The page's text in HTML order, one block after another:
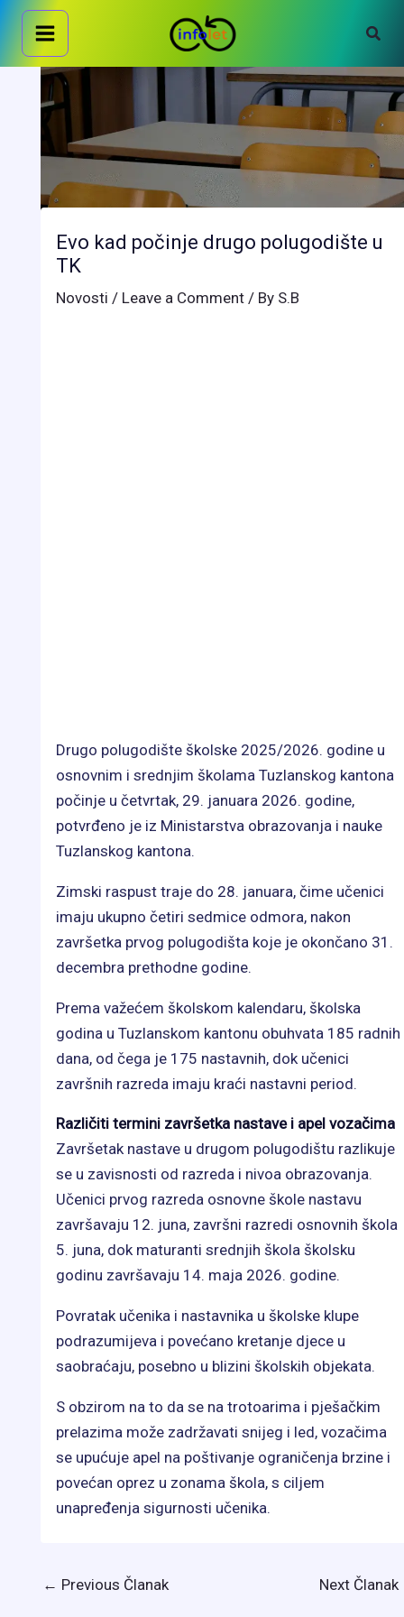
Skip
content
Evo kad počinje drugo polugodište u
TK
Novosti / Leave a Comment / By S.B
Drugo polugodište školske 2025/2026. godine u
osnovnim i srednjim školama Tuzlanskog kantona
počinje u četvrtak, 29. januara 2026. godine,
potvrđeno je iz Ministarstva obrazovanja i nauke
Tuzlanskog kantona.
Zimski raspust traje do 28. januara, čime učenici
imaju ukupno četiri sedmice odmora, nakon
završetka prvog polugodišta koje je okončano 31.
decembra prethodne godine.
Prema važećem školskom kalendaru, školska
godina u Tuzlanskom kantonu obuhvata 185 radnih
dana, od čega je 175 nastavnih, dok učenici
završnih razreda imaju kraći nastavni period.
Različiti termini završetka nastave i apel vozačima
Završetak nastave u drugom polugodištu razlikuje
se u zavisnosti od razreda i nivoa obrazovanja.
Učenici prvog razreda osnovne škole nastavu
završavaju 12. juna, završni razredi osnovnih škola
5. juna, dok maturanti srednjih škola školsku
godinu završavaju 14. maja 2026. godine.
Povratak učenika i nastavnika u školske klupe
podrazumijeva i povećano kretanje djece u
saobraćaju, posebno u blizini školskih objekata.
S obzirom na to da se na trotoarima i pješačkim
prelazima može zadržavati snijeg i led, vozačima
se upućuje apel na poštivanje ograničenja brzine i
povećan oprez u zonama škola, s ciljem
unapređenja sigurnosti učenika.
← Previous Članak Next Članak